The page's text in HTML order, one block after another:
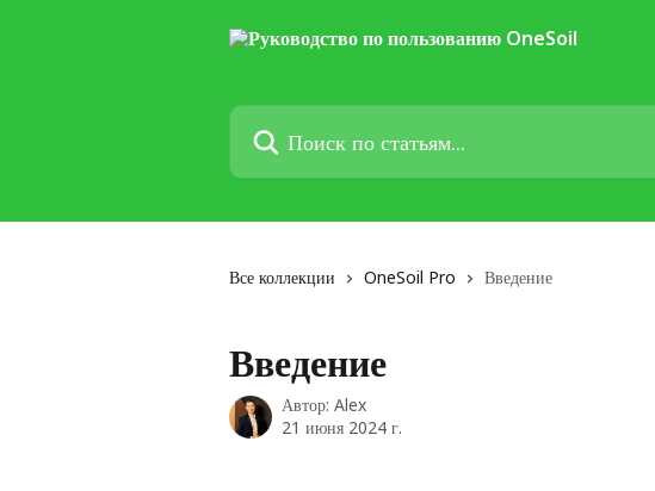
Поиск по статьям...
Все коллекции OneSoil Pro Введение
Введение
Автор: Alex
21 июня 2024 г.